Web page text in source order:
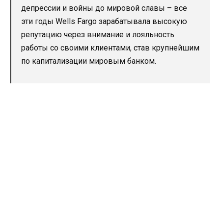
депрессии и войны до мировой славы – все
эти годы Wells Fargo зарабатывала высокую
репутацию через внимание и лояльность
работы со своими клиентами, став крупнейшим
по капитализации мировым банком.